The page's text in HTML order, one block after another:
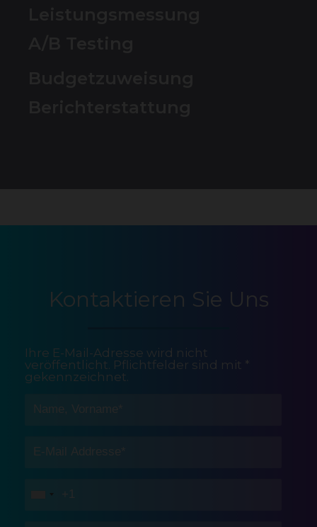
Kontaktieren Sie Uns
Ihre E-Mail-Adresse wird nicht
veröffentlicht. Pflichtfelder sind mit *
gekennzeichnet.